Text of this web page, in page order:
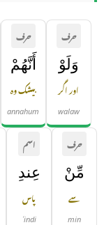
حرف
وَلَوْ
اور اگر
walaw
حرف
أَنَّهُمْ
بیشک وہ
annahum
حرف
مِّنْ
سے
min
اسم
عِندِ
پاس
ʿindi